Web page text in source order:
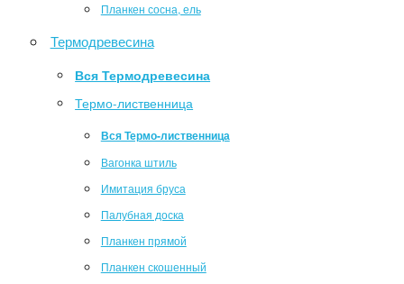
Планкен сосна, ель
Термодревесина
Вся Термодревесина
Термо-лиственница
Вся Термо-лиственница
Вагонка штиль
Имитация бруса
Палубная доска
Планкен прямой
Планкен скошенный